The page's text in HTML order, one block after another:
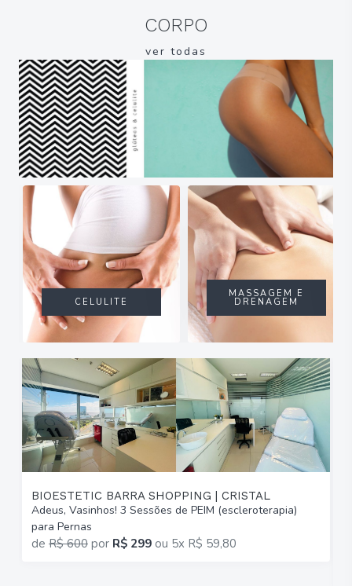
CORPO
ver todas
CELULITE
MASSAGEM E
DRENAGEM
BIOESTETIC BARRA SHOPPING | CRISTAL
Adeus, Vasinhos! 3 Sessões de PEIM (escleroterapia)
para Pernas
de R$ 600 por R$ 299 ou 5x R$ 59,80